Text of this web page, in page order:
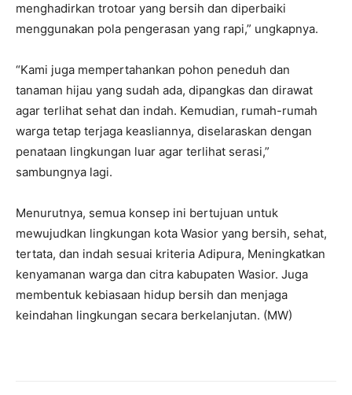
menghadirkan trotoar yang bersih dan diperbaiki
menggunakan pola pengerasan yang rapi,” ungkapnya.
“Kami juga mempertahankan pohon peneduh dan
tanaman hijau yang sudah ada, dipangkas dan dirawat
agar terlihat sehat dan indah. Kemudian, rumah-rumah
warga tetap terjaga keasliannya, diselaraskan dengan
penataan lingkungan luar agar terlihat serasi,”
sambungnya lagi.
Menurutnya, semua konsep ini bertujuan untuk
mewujudkan lingkungan kota Wasior yang bersih, sehat,
tertata, dan indah sesuai kriteria Adipura, Meningkatkan
kenyamanan warga dan citra kabupaten Wasior. Juga
membentuk kebiasaan hidup bersih dan menjaga
keindahan lingkungan secara berkelanjutan. (MW)